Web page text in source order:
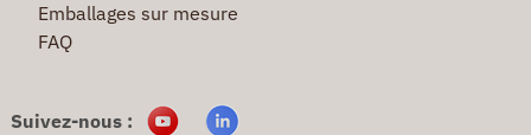
Emballages sur mesure
FAQ
Suivez-nous :